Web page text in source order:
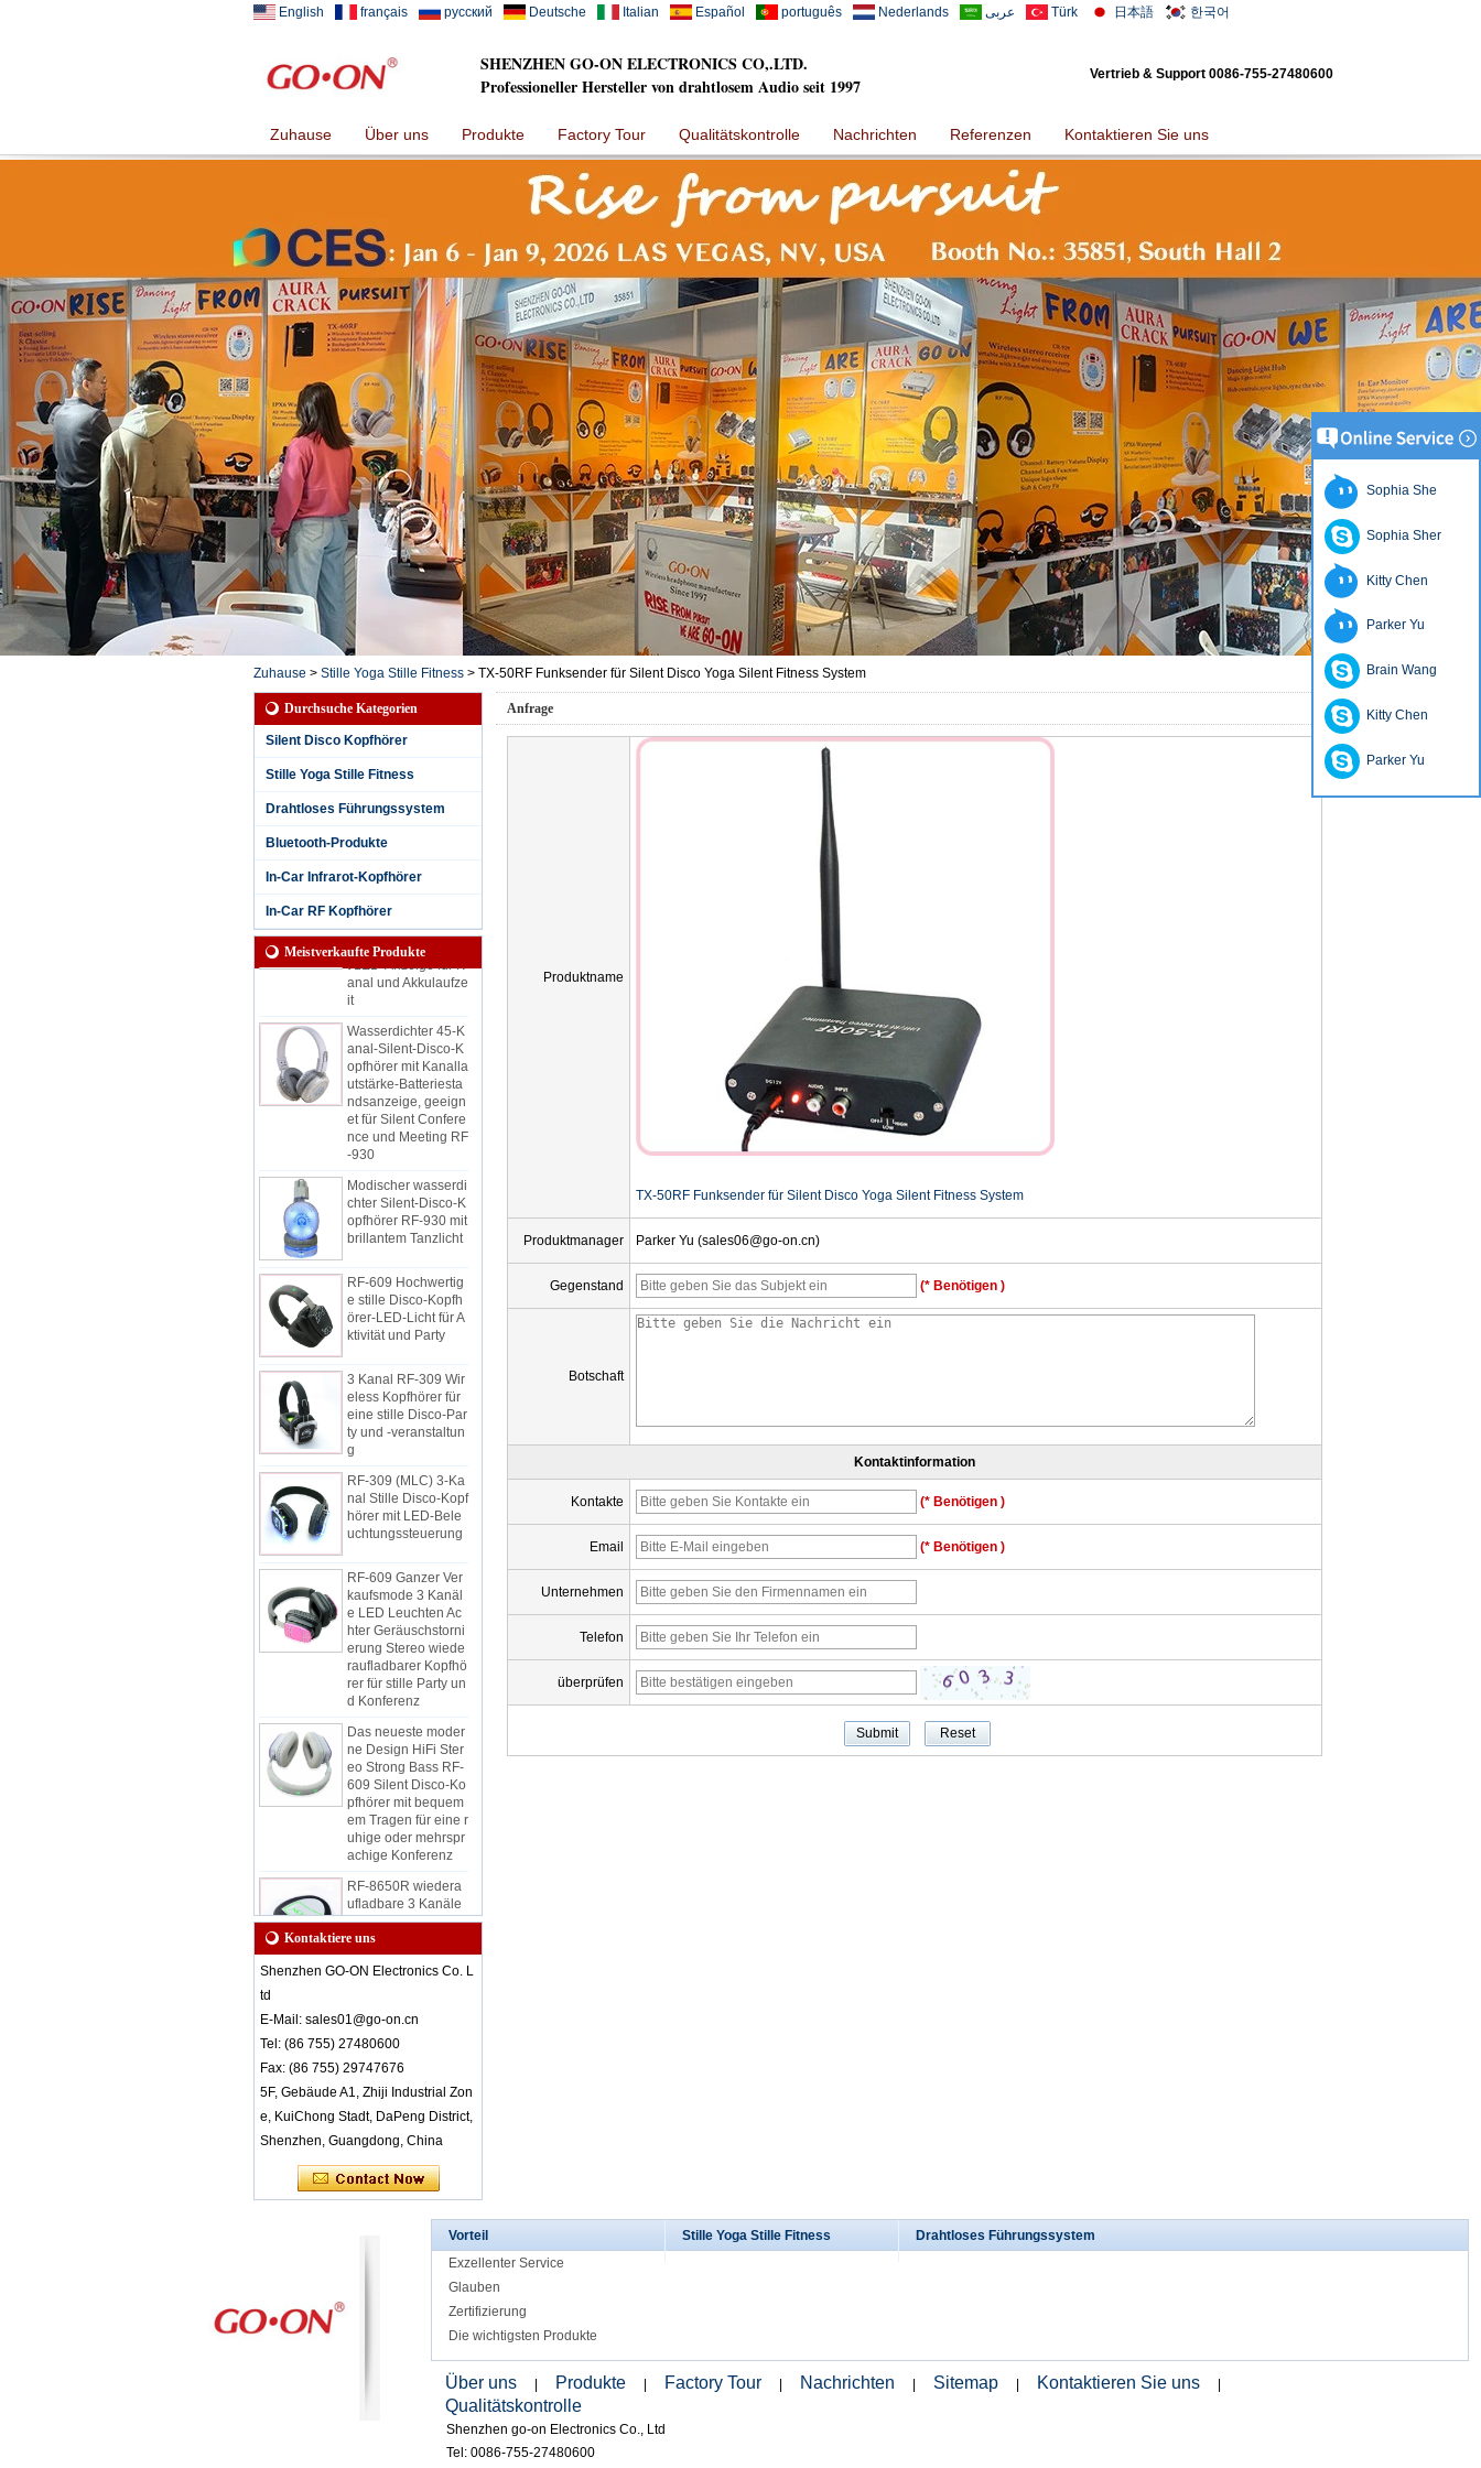
English français русский Deutsche Italian Español português Nederlands عربى Türk 日本語 한국어
SHENZHEN GO-ON ELECTRONICS CO,.LTD.
Professioneller Hersteller von drahtlosem Audio seit 1997
Vertrieb & Support 0086-755-27480600
Zuhause Über uns Produkte Factory Tour Qualitätskontrolle Nachrichten Referenzen Kontaktieren Sie uns
Zuhause > Stille Yoga Stille Fitness > TX-50RF Funksender für Silent Disco Yoga Silent Fitness System
Durchsuche Kategorien
Silent Disco Kopfhörer
Stille Yoga Stille Fitness
Drahtloses Führungssystem
Bluetooth-Produkte
In-Car Infrarot-Kopfhörer
In-Car RF Kopfhörer
Meistverkaufte Produkte
Wasserdichter, leise
t 3 Kanälen für regn
erische Sessions mi
t LED-Anzeige für K
anal und Akkulaufze
it
Wasserdichter 45-K
anal-Silent-Disco-K
opfhörer mit Kanalla
utstärke-Batteriesta
ndsanzeige, geeign
et für Silent Confere
nce und Meeting RF
-930
Modischer wasserdi
chter Silent-Disco-K
opfhörer RF-930 mit
brillantem Tanzlicht
RF-609 Hochwertig
e stille Disco-Kopfh
örer-LED-Licht für A
ktivität und Party
3 Kanal RF-309 Wir
eless Kopfhörer für
eine stille Disco-Par
ty und -veranstaltun
g
RF-309 (MLC) 3-Ka
nal Stille Disco-Kopf
hörer mit LED-Bele
uchtungssteuerung
RF-609 Ganzer Ver
kaufsmode 3 Kanäl
e LED Leuchten Ac
hter Geräuschstorni
erung Stereo wiede
raufladbarer Kopfhö
rer für stille Party un
d Konferenz
Das neueste moder
ne Design HiFi Ster
eo Strong Bass RF-
609 Silent Disco-Ko
pfhörer mit bequem
em Tragen für eine r
uhige oder mehrspr
achige Konferenz
RF-8650R wiedera
ufladbare 3 Kanäle
drahtlos 3,5 mm Au
dio Jack Belt-Clip St
ereo tragbarer stiller
Disco-Empfänger fü
r ruhige Ereignisse
RF-8650 Wireless S
tereo-Audioempfän
ger-LED-Leuchten
e Kanäle an
lle Disco-Kopfhörer
mit Komfort für Unte
rricht oder Konferen
z
RF-608 Bequemes
Tragen von stillen D
isco-Kopfhörern mit
guter Klangqualität
RF-608 Factory Bul
bare 3-Kanal-Silent
Disco-Kopfhörer für
Ereignisse und Klas
Werksgroßhandel T
Kontaktiere uns
Shenzhen GO-ON Electronics Co. L
td
E-Mail: sales01@go-on.cn
Tel: (86 755) 27480600
Fax: (86 755) 29747676
5F, Gebäude A1, Zhiji Industrial Zon
e, KuiChong Stadt, DaPeng District,
Shenzhen, Guangdong, China
Anfrage
Produktname
TX-50RF Funksender für Silent Disco Yoga Silent Fitness System
Produktmanager Parker Yu (sales06@go-on.cn)
Gegenstand (* Benötigen )
Botschaft
Kontaktinformation
Kontakte (* Benötigen )
Email (* Benötigen )
Unternehmen
Telefon
überprüfen
Vorteil
Exzellenter Service
Glauben
Zertifizierung
Die wichtigsten Produkte
Stille Yoga Stille Fitness Drahtloses Führungssystem
Über uns Produkte Factory Tour Nachrichten Sitemap Kontaktieren Sie uns
Qualitätskontrolle
Shenzhen go-on Electronics Co., Ltd
Tel: 0086-755-27480600
Sophia She
Sophia Sher
Kitty Chen
Parker Yu
Brain Wang
Kitty Chen
Parker Yu